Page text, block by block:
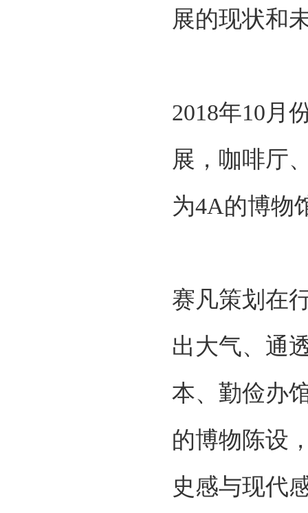
展的现状和
2018年10月
展，咖啡厅
为4A的博物
赛凡策划在
出大气、通
本、勤俭办
的博物陈设
史感与现代